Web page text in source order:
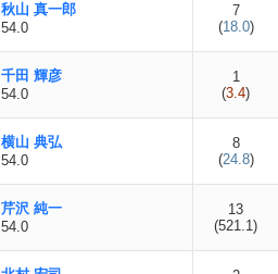
秋山 真一郎
54.0
7
(18.0)
千田 輝彦
54.0
1
(3.4)
横山 典弘
54.0
8
(24.8)
芹沢 純一
54.0
13
(521.1)